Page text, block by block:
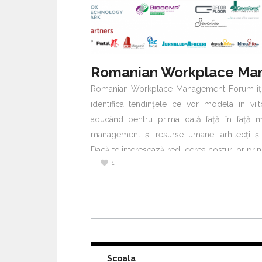
Romanian Workplace Management Forum
identifica tendințele ce vor modela în
aducând pentru prima dată față în față
management și resurse umane, arhitecți
Dacă te interesează reducerea costurilor
1
Scoala